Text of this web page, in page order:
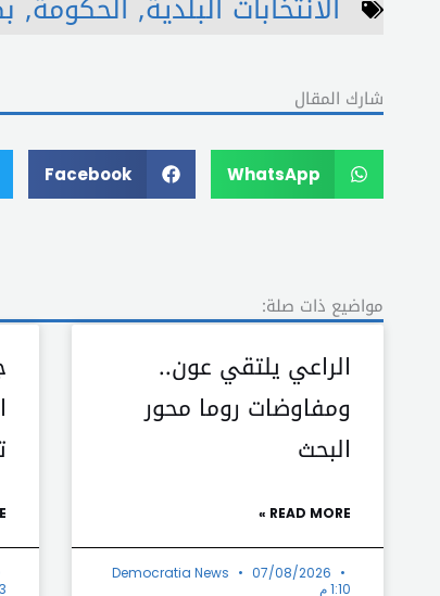
شارك المقال
WhatsApp
Facebook
مواضيع ذات صلة:
الراعي يلتقي عون..
ومفاوضات روما محور
البحث
READ MORE »
Democratia News
07/08/2026
1:10 م